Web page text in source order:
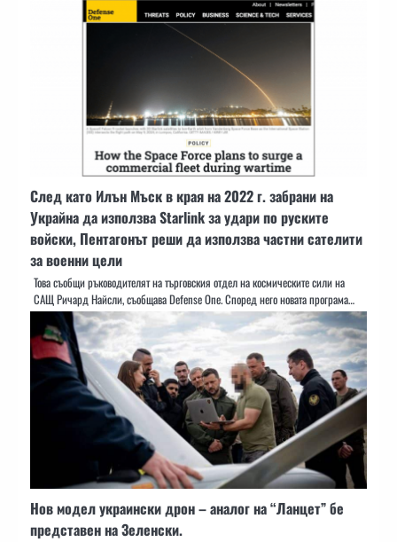
След като Илън Мъск в края на 2022 г. забрани на
Украйна да използва Starlink за удари по руските
войски, Пентагонът реши да използва частни сателити
за военни цели
Това съобщи ръководителят на търговския отдел на космическите сили на
САЩ Ричард Найсли, съобщава Defense One. Според него новата програма…
Нов модел украински дрон – аналог на “Ланцет” бе
представен на Зеленски.